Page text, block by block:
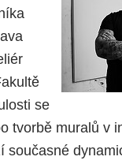
se
tvorbě muralů v
současné